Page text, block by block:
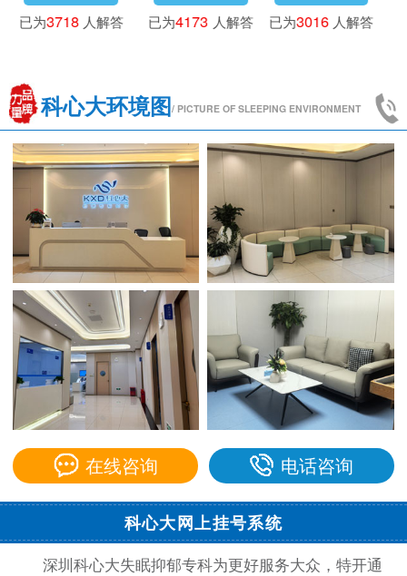
已为3718人解答 已为4173人解答 已为3016人解答
科心大环境图/ PICTURE OF SLEEPING ENVIRONMENT
在线咨询 电话咨询
科心大网上挂号系统
深圳科心大失眠抑郁专科为更好服务大众，特开通